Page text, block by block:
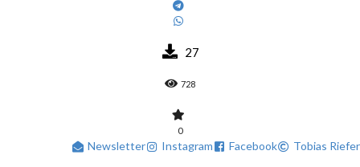
27
728
0
Newsletter Instagram Facebook Tobias Riefer